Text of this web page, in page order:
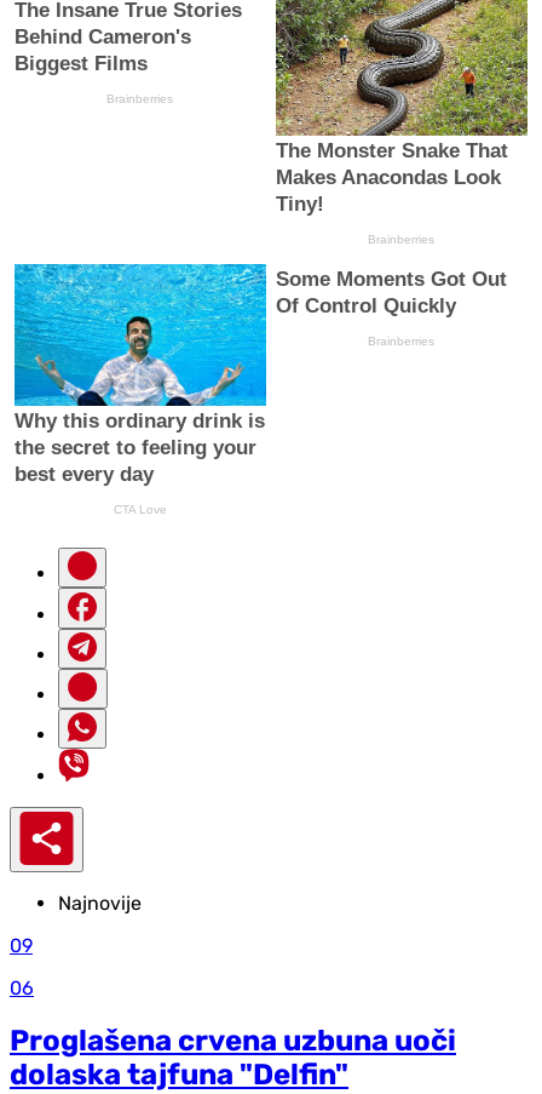
Najnovije
09
06
Proglašena crvena uzbuna uoči
dolaska tajfuna "Delfin"